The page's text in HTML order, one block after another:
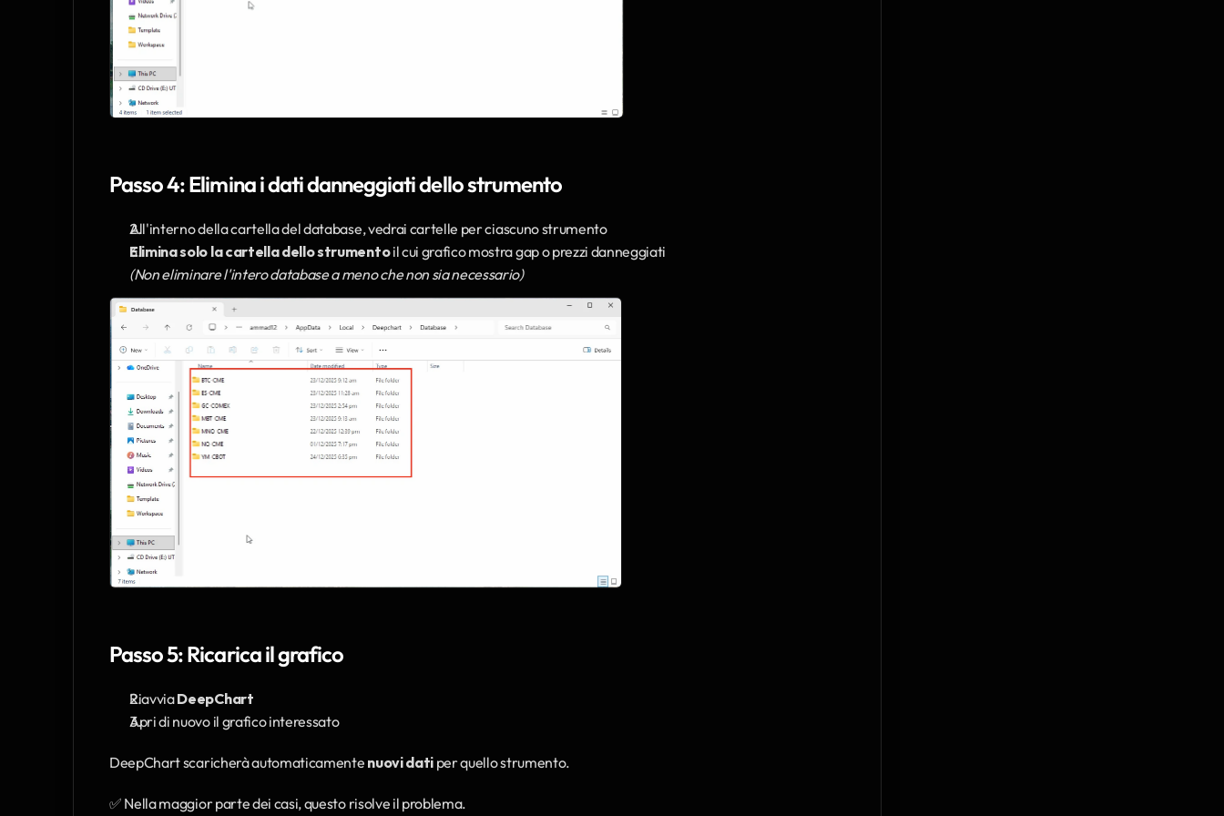
Passo 4: Elimina i dati danneggiati dello strumento
All'interno della cartella del database, vedrai cartelle per ciascuno strumento
Elimina solo la cartella dello strumento il cui grafico mostra gap o prezzi danneggiati
(Non eliminare l'intero database a meno che non sia necessario)
Passo 5: Ricarica il grafico
Riavvia DeepChart
Apri di nuovo il grafico interessato
DeepChart scaricherà automaticamente nuovi dati per quello strumento.
✅ Nella maggior parte dei casi, questo risolve il problema.